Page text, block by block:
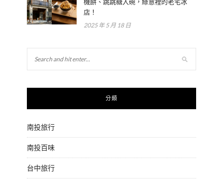
店！
2025 年 5 月 18 日
分類
南投旅行
南投百味
台中旅行